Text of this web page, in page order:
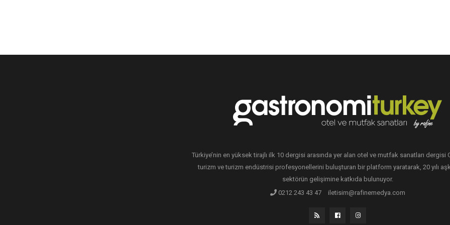
Türkiye’nin en yüksek tirajlı ilk 10 dergisi arasında yer alan otel ve mutfak sanatları dergisi
turizm ve turizm endüstrisi profesyonellerini buluşturan bir platform yaratarak, 20 yılı
sektörün gelişimine katkıda bulunuyor.
0212 243 43 47
iletisim@rafinemedya.com